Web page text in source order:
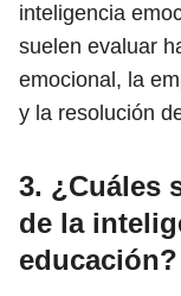
inteligencia
suelen evaluar
emocional, la
y la resolución
3. ¿Cuáles
de la
educación?